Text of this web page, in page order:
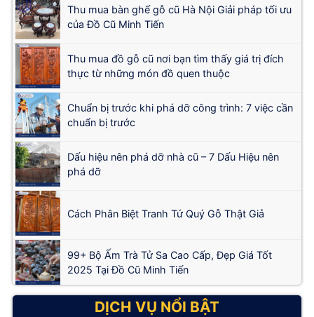
Thu mua bàn ghế gỗ cũ Hà Nội Giải pháp tối ưu
của Đồ Cũ Minh Tiến
Thu mua đồ gỗ cũ nơi bạn tìm thấy giá trị đích
thực từ những món đồ quen thuộc
Chuẩn bị trước khi phá dỡ công trình: 7 việc cần
chuẩn bị trước
Dấu hiệu nên phá dỡ nhà cũ – 7 Dấu Hiệu nên
phá dỡ
Cách Phân Biệt Tranh Tứ Quý Gỗ Thật Giả
99+ Bộ Ấm Trà Tử Sa Cao Cấp, Đẹp Giá Tốt
2025 Tại Đồ Cũ Minh Tiến
DỊCH VỤ NỔI BẬT